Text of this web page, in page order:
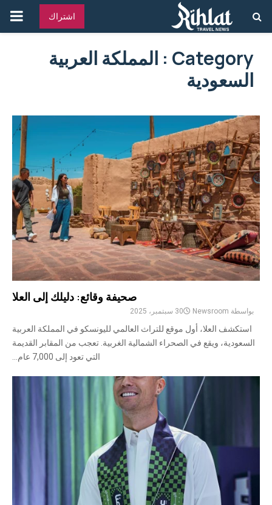
اشتراك
Category : المملكة العربية
السعودية
صحيفة وقائع: دليلك إلى العلا
بواسطة Newsroom 30 سبتمبر، 2025
استكشف العلا، أول موقع للتراث العالمي لليونسكو في المملكة العربية
السعودية، ويقع في الصحراء الشمالية الغربية. تعجب من المقابر القديمة
التي تعود إلى 7,000 عام...